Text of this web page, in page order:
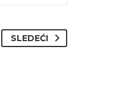
SLEDEĆI